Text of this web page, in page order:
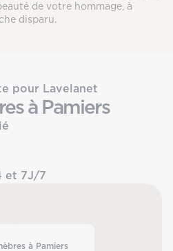
de votre hommage, à
disparu.
à Pamiers
pour Lavelanet
à Pamiers
et 7J/7